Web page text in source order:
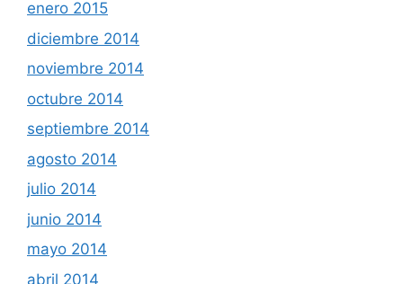
enero 2015
diciembre 2014
noviembre 2014
octubre 2014
septiembre 2014
agosto 2014
julio 2014
junio 2014
mayo 2014
abril 2014